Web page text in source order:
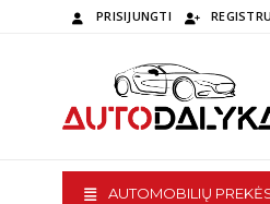
PRISIJUNGTI
AUTOMOBILIŲ